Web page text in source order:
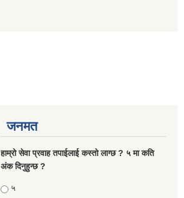
जनमत
हाम्रो सेवा प्रवाह तपाईलाई कस्तो लाग्छ ? ५ मा कति
अंक दिनुहुन्छ ?
Choices
५